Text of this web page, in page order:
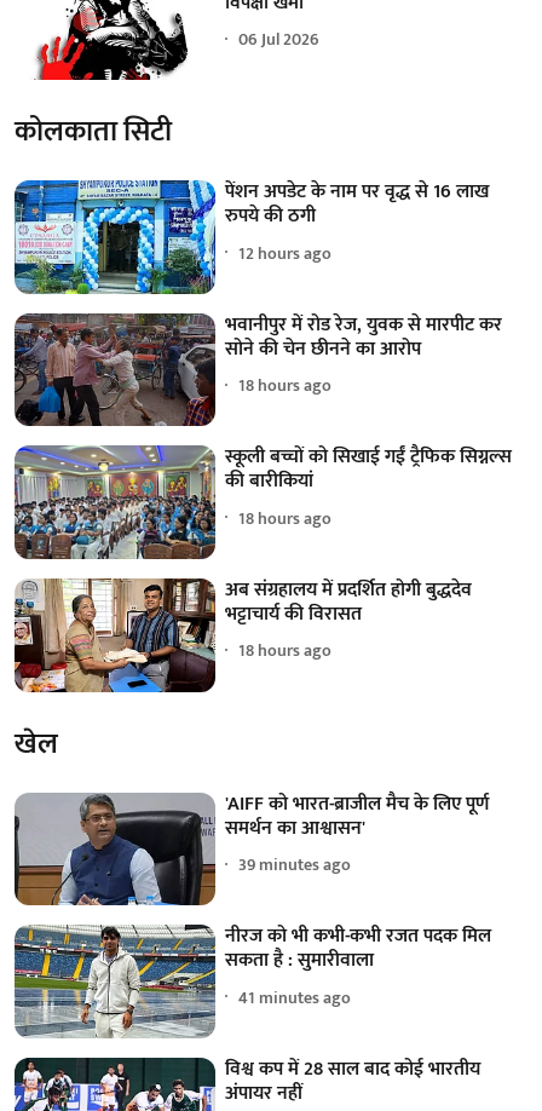
06 Jul 2026
कोलकाता सिटी
पेंशन अपडेट के नाम पर वृद्ध से 16 लाख
रुपये की ठगी
12 hours ago
भवानीपुर में रोड रेज, युवक से मारपीट कर
सोने की चेन छीनने का आरोप
18 hours ago
स्कूली बच्चों को सिखाई गईं ट्रैफिक सिग्नल्स
की बारीकियां
18 hours ago
अब संग्रहालय में प्रदर्शित होगी बुद्धदेव
भट्टाचार्य की विरासत
18 hours ago
खेल
'AIFF को भारत-ब्राजील मैच के लिए पूर्ण
समर्थन का आश्वासन'
39 minutes ago
नीरज को भी कभी-कभी रजत पदक मिल
सकता है : सुमारीवाला
41 minutes ago
विश्व कप में 28 साल बाद कोई भारतीय
अंपायर नहीं